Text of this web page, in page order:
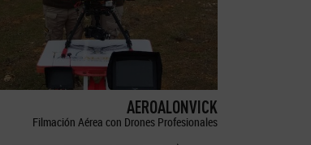
AEROALONVICK
Filmación Aérea con Drones Profesionales